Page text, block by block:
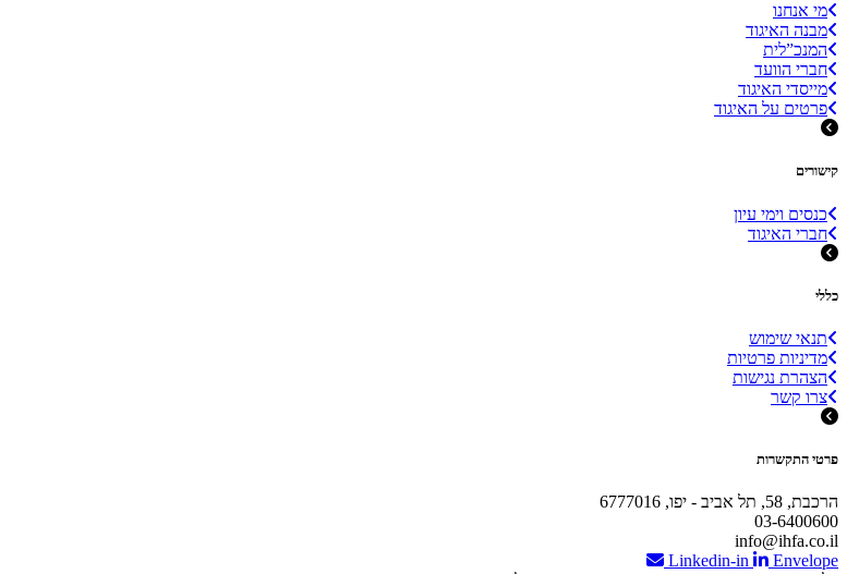
מי אנחנו
מבנה האיגוד
המנכ”לית
חברי הוועד
מייסדי האיגוד
פרטים על האיגוד
קישורים
כנסים וימי עיון
חברי האיגוד
כללי
תנאי שימוש
מדיניות פרטיות
הצהרת נגישות
צרו קשר
פרטי התקשרות
הרכבת, 58, תל אביב - יפו, 6777016
03-6400600
info@ihfa.co.il
Linkedin-in
Envelope